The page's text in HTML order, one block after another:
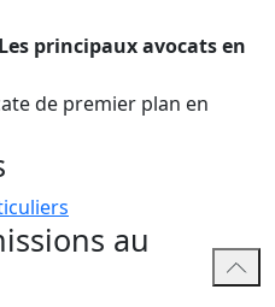
principaux avocats en
de premier plan en
au